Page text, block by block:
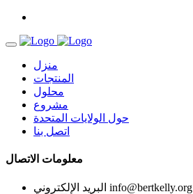
منزل
المنتجات
محلول
مشروع
حول الولايات المتحدة
اتصل بنا
معلومات الاتصال
البريد الإلكتروني info@bertkelly.org